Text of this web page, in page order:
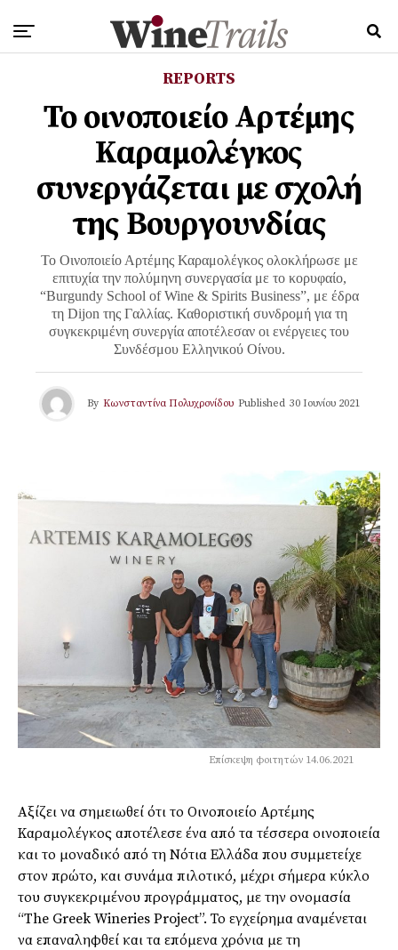
REPORTS
Το οινοποιείο Αρτέμης
Καραμολέγκος
συνεργάζεται με σχολή
της Βουργουνδίας
Το Οινοποιείο Αρτέμης Καραμολέγκος ολοκλήρωσε με
επιτυχία την πολύμηνη συνεργασία με το κορυφαίο,
“Burgundy School of Wine & Spirits Business”, με έδρα
τη Dijon της Γαλλίας. Καθοριστική συνδρομή για τη
συγκεκριμένη συνεργία αποτέλεσαν οι ενέργειες του
Συνδέσμου Ελληνικού Οίνου.
By Κωνσταντίνα Πολυχρονίδου Published 30 Ιουνίου 2021
Επίσκεψη φοιτητών 14.06.2021
Αξίζει να σημειωθεί ότι το Οινοποιείο Αρτέμης
Καραμολέγκος αποτέλεσε ένα από τα τέσσερα οινοποιεία
και το μοναδικό από τη Νότια Ελλάδα που συμμετείχε
στον πρώτο, και συνάμα πιλοτικό, μέχρι σήμερα κύκλο
του συγκεκριμένου προγράμματος, με την ονομασία
“The Greek Wineries Project”. Το εγχείρημα αναμένεται
να επαναληφθεί και τα επόμενα χρόνια με τη